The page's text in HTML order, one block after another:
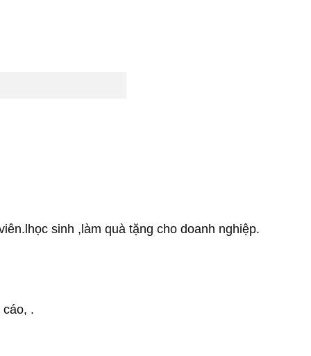
sinh ,làm quà tặng cho doanh nghiệp.
.